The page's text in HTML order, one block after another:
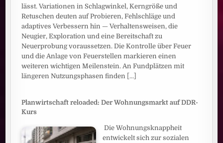
lässt. Variationen in Schlagwinkel, Kerngröße und
Retuschen deuten auf Probieren, Fehlschläge und
adaptives Verbessern hin — Verhaltensweisen, die
Neugier, Exploration und eine Bereitschaft zu
Neuerprobung voraussetzen. Die Kontrolle über Feuer
und die Anlage von Feuerstellen markieren einen
weiteren wichtigen Meilenstein. An Fundplätzen mit
längeren Nutzungsphasen finden [...]
Planwirtschaft reloaded: Der Wohnungsmarkt auf DDR-
Kurs
Die Wohnungsknappheit
entwickelt sich zur sozialen